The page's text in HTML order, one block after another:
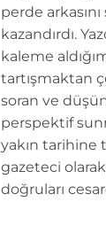
perde arkasını
kazandırdı.
kaleme
tartışmaktan
soran ve
perspektif
yakın tarihine
gazeteci
doğruları